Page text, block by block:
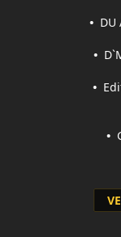
• DU
•
•
•